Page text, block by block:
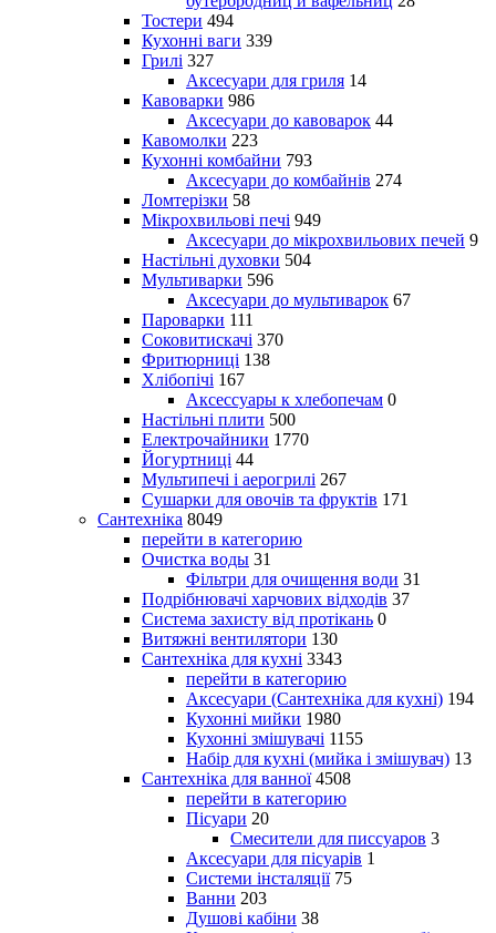
Тостери 494
Кухонні ваги 339
Грилі 327
Аксесуари для гриля 14
Кавоварки 986
Аксесуари до кавоварок 44
Кавомолки 223
Кухонні комбайни 793
Аксесуари до комбайнів 274
Ломтерізки 58
Мікрохвильові печі 949
Аксесуари до мікрохвильових печей 9
Настільні духовки 504
Мультиварки 596
Аксесуари до мультиварок 67
Пароварки 111
Соковитискачі 370
Фритюрниці 138
Хлібопічі 167
Аксессуары к хлебопечам 0
Настільні плити 500
Електрочайники 1770
Йогуртниці 44
Мультипечі і аерогрилі 267
Сушарки для овочів та фруктів 171
Сантехніка 8049
перейти в категорию
Очистка воды 31
Фільтри для очищення води 31
Подрібнювачі харчових відходів 37
Система захисту від протікань 0
Витяжні вентилятори 130
Сантехніка для кухні 3343
перейти в категорию
Аксесуари (Сантехніка для кухні) 194
Кухонні мийки 1980
Кухонні змішувачі 1155
Набір для кухні (мийка і змішувач) 13
Сантехніка для ванної 4508
перейти в категорию
Пісуари 20
Смесители для писсуаров 3
Аксесуари для пісуарів 1
Системи інсталяції 75
Ванни 203
Душові кабіни 38